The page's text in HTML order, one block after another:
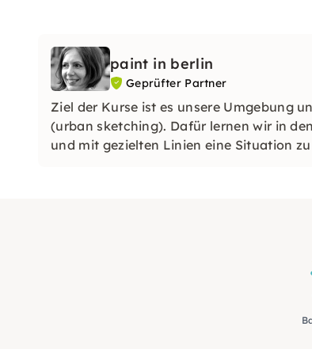
paint in berlin
Geprüfter Partner
Ziel der Kurse ist es unsere Umgebung
(urban sketching). Dafür lernen wir in
und mit gezielten Linien eine Situation